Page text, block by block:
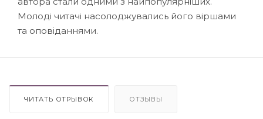
Молоді читачі насолоджувались його віршами
та оповіданнями.
ЧИТАТЬ ОТРЫВОК ОТЗЫВЫ